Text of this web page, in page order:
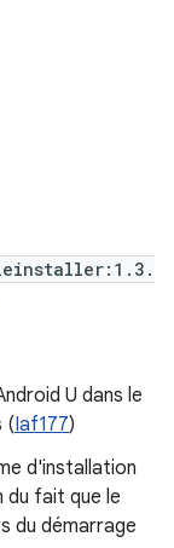
U dans le
(Iaf177)
d'installation
du fait que le
du démarrage